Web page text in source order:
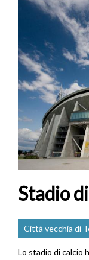
Stadio
Città vecchia di
Lo stadio di calcio